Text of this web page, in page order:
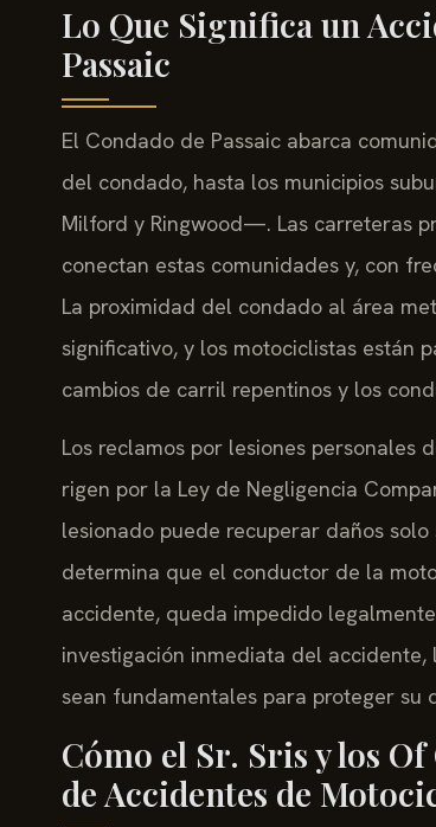
Lo Que Significa un
Passaic
El Condado de Passaic abarca
del condado, hasta los municipios
Milford y Ringwood—. Las carreteras
conectan estas comunidades y, con
La proximidad del condado al área
significativo, y los motociclistas están
cambios de carril repentinos y los
Los reclamos por lesiones personales
rigen por la Ley de Negligencia
lesionado puede recuperar daños
determina que el conductor de la
accidente, queda impedido
investigación inmediata del
sean fundamentales para proteger su
Cómo el Sr. Sris y los
de Accidentes de